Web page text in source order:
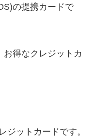
の提携カードで
得なクレジットカ
ジットカードです。